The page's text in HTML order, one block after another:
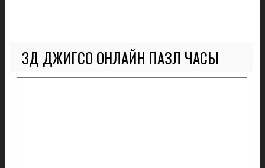
3Д ДЖИГСО ОНЛАЙН ПАЗЛ ЧАСЫ